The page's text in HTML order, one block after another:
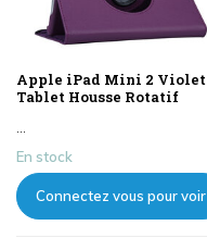
Apple iPad Mini 2 Violet
Tablet Housse Rotatif
En stock
Connectez vous pour voir